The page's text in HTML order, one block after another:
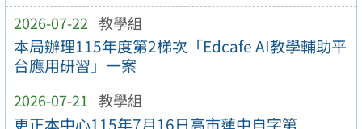
2026-07-22 教學組
本局辦理115年度第2梯次「Edcafe AI教學輔助平
台應用研習」一案
2026-07-21 教學組
更正本中心115年7月16日高市蓮中自字第